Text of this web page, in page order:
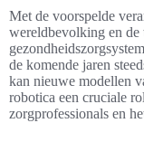
Met de voorspelde
wereldbevolking en de
de komende jaren
kan nieuwe modellen
robotica een cruciale
zorgprofessionals en